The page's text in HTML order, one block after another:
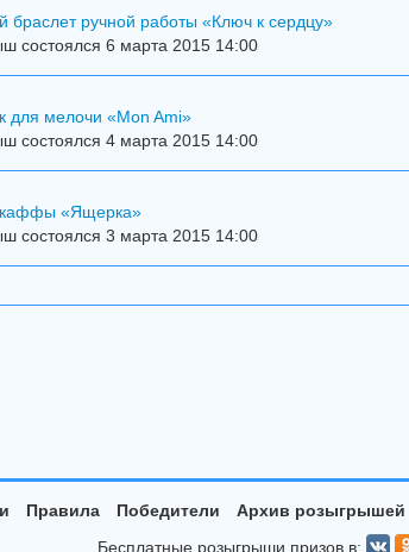
браслет ручной работы «Ключ к сердцу»
состоялся 6 марта 2015 14:00
для мелочи «Mon Ami»
состоялся 4 марта 2015 14:00
каффы «Ящерка»
состоялся 3 марта 2015 14:00
Правила Победители Архив розыгрышей
Бесплатные розыгрыши призов в: